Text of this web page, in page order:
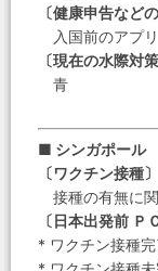
〔健康申告など
入国前のアプ
〔現在の水際対
青
■ シンガポール
〔ワクチン接種〕
接種の有無に
〔日本出発前 Ｐ
* ワクチン接種